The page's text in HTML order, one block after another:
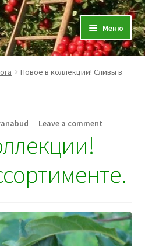
Меню
Новое в коллекции! Сливы в
— Leave a comment